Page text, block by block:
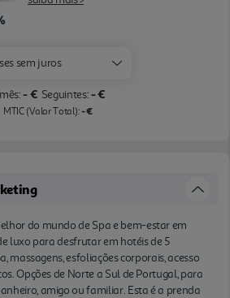
sem juros
- € Seguintes:- €
MTIC (Valor Total):- €
do mundo de Spa e bem-estar em
luxo para desfrutar em hotéis de 5
massagens, esfoliações corporais, acesso
Opções de Norte a Sul de Portugal, para
amigo ou familiar. Esta é a prenda